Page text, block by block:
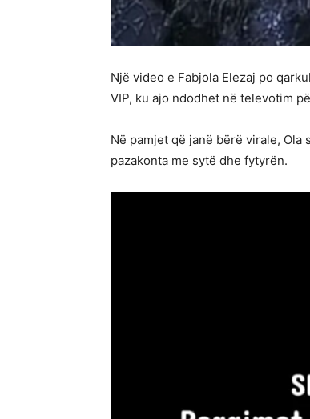
Një video e Fabjola Elezaj po
VIP, ku ajo ndodhet në televotim
Në pamjet që janë bërë virale,
pazakonta me sytë dhe fytyrën.